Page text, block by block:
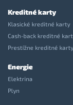
Kreditné karty
Klasické kreditné karty
Cash-back kreditné
Prestížne kreditné karty
Energie
Elektrina
Plyn